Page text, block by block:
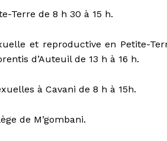
Terre de 8 h 30 à 15 h.
et reproductive en Petite-
d’Auteuil de 13 h à 16 h.
à Cavani de 8 h à 15h.
de M’gombani.